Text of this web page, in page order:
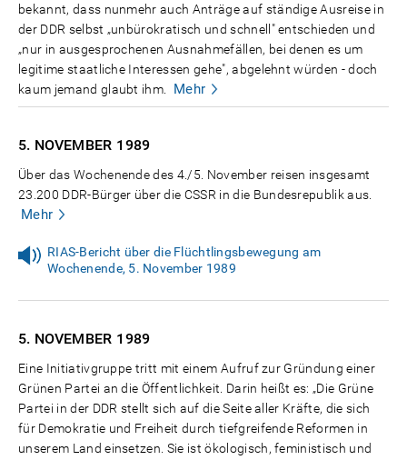
bekannt, dass nunmehr auch Anträge auf ständige Ausreise in
der DDR selbst „unbürokratisch und schnell" entschieden und
„nur in ausgesprochenen Ausnahmefällen, bei denen es um
legitime staatliche Interessen gehe", abgelehnt würden - doch
kaum jemand glaubt ihm.
Mehr
5. NOVEMBER 1989
Über das Wochenende des 4./5. November reisen insgesamt
23.200 DDR-Bürger über die CSSR in die Bundesrepublik aus.
Mehr
RIAS-Bericht über die Flüchtlingsbewegung am
Wochenende, 5. November 1989
5. NOVEMBER 1989
Eine Initiativgruppe tritt mit einem Aufruf zur Gründung einer
Grünen Partei an die Öffentlichkeit. Darin heißt es: „Die Grüne
Partei in der DDR stellt sich auf die Seite aller Kräfte, die sich
für Demokratie und Freiheit durch tiefgreifende Reformen in
unserem Land einsetzen. Sie ist ökologisch, feministisch und